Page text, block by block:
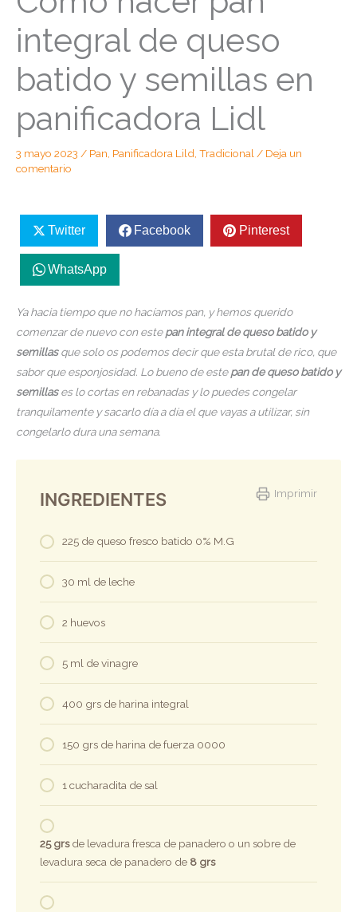
integral de queso
batido y semillas en
panificadora Lidl
3 mayo 2023 / Pan Panificadora Lild Tradicional / Deja un
comentario
Twitter Facebook Pinterest
WhatsApp
Ya hacia tiempo que no hacíamos pan, y hemos querido
comenzar de nuevo con estepan integral de queso batido y
semillasque solo os podemos decir que esta brutal de rico, que
sabor que esponjosidad. Lo bueno de estepan de queso batido y
semillases lo cortas en rebanadas y lo puedes congelar
tranquilamente y sacarlo día a día el que vayas a utilizar, sin
congelarlo dura una semana.
Imprimir
INGREDIENTES
225 de queso fresco batido 0% M.G
30 ml de leche
2 huevos
5 ml de vinagre
400 grs de harina integral
150 grs de harina de fuerza 0000
1 cucharadita de sal
25 grsde levadura fresca de panadero o un sobre de
levadura seca de panadero de 8 grs